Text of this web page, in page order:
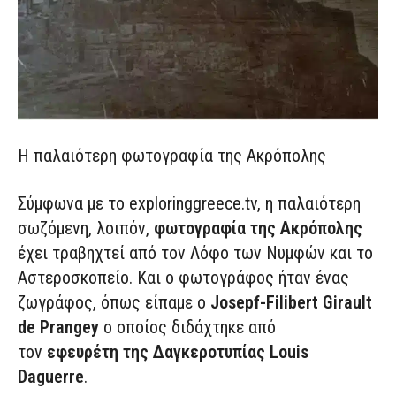
H παλαιότερη φωτογραφία της Ακρόπολης
Σύμφωνα με το exploringgreece.tv, η παλαιότερη
σωζόμενη, λοιπόν, φωτογραφία της Ακρόπολης
έχει τραβηχτεί από τον Λόφο των Νυμφών και το
Αστεροσκοπείο. Και ο φωτογράφος ήταν ένας
ζωγράφος, όπως είπαμε ο Josepf-Filibert Girault
de Prangey ο οποίος διδάχτηκε από
τον εφευρέτη της Δαγκεροτυπίας Louis
Daguerre.